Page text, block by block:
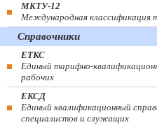
МКТУ-12
Международная классификация
Справочники
ЕТКС
Единый тарифно-
рабочих
ЕКСД
Единый квалификационный
специалистов и служащих